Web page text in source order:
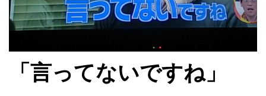
「言ってないですね」